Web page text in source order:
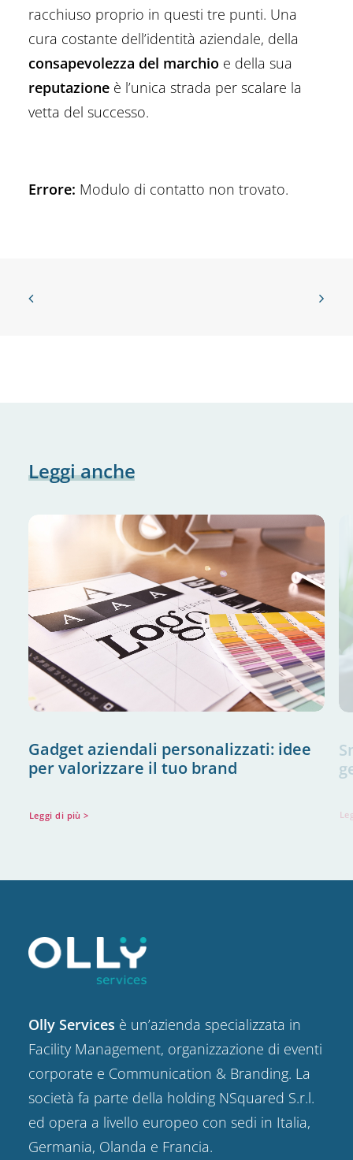
racchiuso proprio in questi tre punti. Una
cura costante dell’identità aziendale, della
consapevolezza del marchio e della sua
reputazione è l’unica strada per scalare la
vetta del successo.
Errore: Modulo di contatto non trovato.
Leggianche
Gadget aziendali personalizzati: idee
per valorizzare il tuo brand
Leggi di più >
Olly Services è un’azienda specializzata in
Facility Management, organizzazione di eventi
corporate e Communication & Branding. La
società fa parte della holding NSquared S.r.l.
ed opera a livello europeo con sedi in Italia,
Germania, Olanda e Francia.